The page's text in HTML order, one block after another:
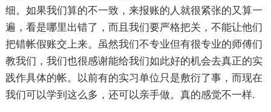
细。如果我们算的不一致，来报账的人就很紧张的又算一
遍，看是哪里出错了，而且我们要严格把关，不能让他们
把错帐假账交上来。虽然我们不专业但有很专业的师傅们
教我们，我们也很感谢能给我们如此好的机会去真正的实
践作具体的帐。以前有的实习单位只是敷衍了事，而现在
我们可以学到这么多，还可以亲手做。真的感觉不一样.